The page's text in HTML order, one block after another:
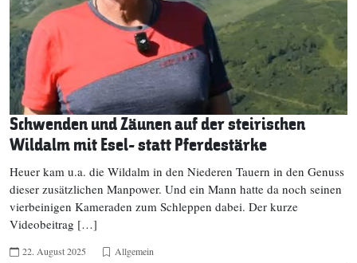
Schwenden und Zäunen auf der steirischen
Wildalm mit Esel- statt Pferdestärke
Heuer kam u.a. die Wildalm in den Niederen Tauern in den Genuss
dieser zusätzlichen Manpower. Und ein Mann hatte da noch seinen
vierbeinigen Kameraden zum Schleppen dabei. Der kurze
Videobeitrag […]
22. August 2025 Allgemein